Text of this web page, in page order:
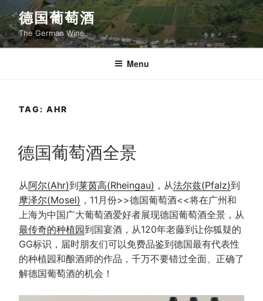
to
content
德国葡萄酒
The German Wine
Menu
TAG: AHR
POSTED
ON
德国葡萄酒全景
从阿尔(Ahr)到莱茵高(Rheingau) ，从法尔兹(Pfalz)到
摩泽尔(Mosel) ，11月份>>德国葡萄酒<<将在广州和
上海为中国广大葡萄酒爱好者展现德国葡萄酒全景，从
最传奇的种植园到国宴酒，从120年老藤到让你狐疑的
GG标识，届时朋友们可以免费品鉴到德国最有代表性
的种植园和酿酒师的作品，千万不要错过全面、正确了
解德国葡萄酒的机会！